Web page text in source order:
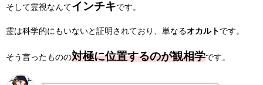
そして霊視なんてインチキです。
霊は科学的にもいないと証明されており、単なるオカルト です。
そう言ったものの対極に位置するのが観相学です。